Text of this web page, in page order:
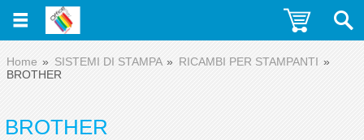
Home SISTEMI DI STAMPA
RICAMBI PER STAMPANTI
BROTHER
BROTHER